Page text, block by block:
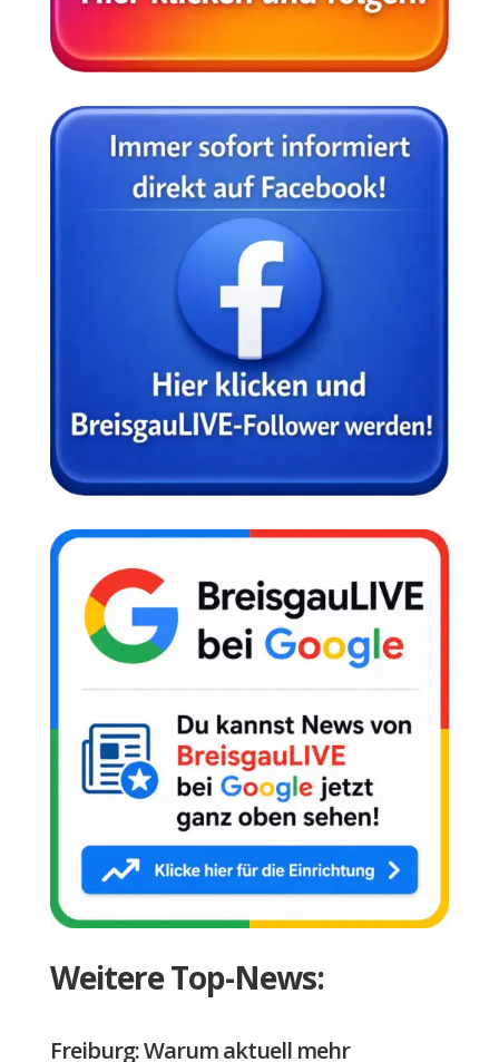
Weitere Top-News:
Freiburg: Warum aktuell mehr